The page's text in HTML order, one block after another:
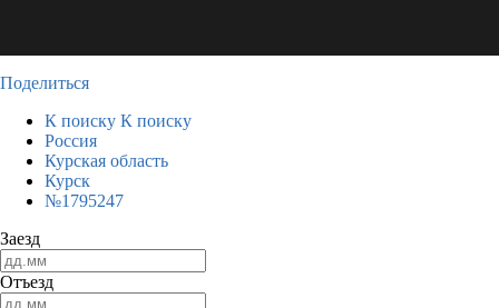
Поделиться
К поиску К поиску
Россия
Курская область
Курск
№1795247
Заезд
Отъезд